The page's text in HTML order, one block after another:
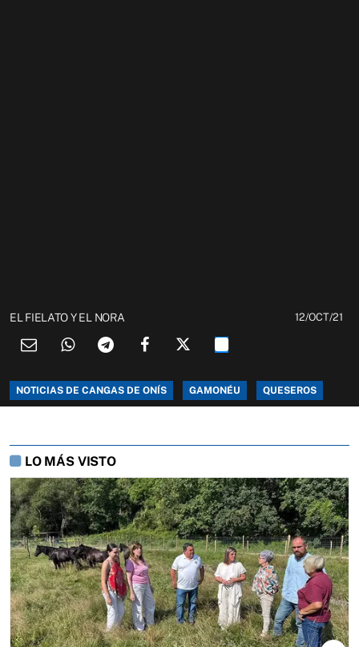
EL FIELATO Y EL NORA 12/OCT/21
NOTICIAS DE CANGAS DE ONÍS GAMONÉU QUESEROS
LO MÁS VISTO